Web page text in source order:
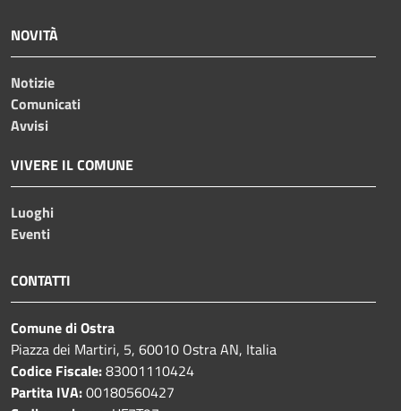
NOVITÀ
Notizie
Comunicati
Avvisi
VIVERE IL COMUNE
Luoghi
Eventi
CONTATTI
Comune di Ostra
Piazza dei Martiri, 5, 60010 Ostra AN, Italia
Codice Fiscale:83001110424
Partita IVA:00180560427